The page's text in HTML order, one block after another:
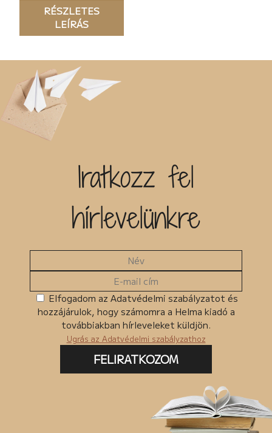
társrendezése,
rendezése, emellett
számtalan magyar és
tervezett, rendezett,
képes
forgatókönyveket
RÉSZLETES
LEÍRÁS
Iratkozz fel
hírlevelünkre
Elfogadom az Adatvédelmi szabályzatot és
hozzájárulok, hogy számomra a Helma kiadó a
továbbiakban hírleveleket küldjön.
Ugrás az Adatvédelmi szabályzathoz
FELIRATKOZOM